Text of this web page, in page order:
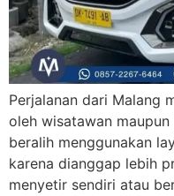
Perjalanan dari Malang
oleh wisatawan
beralih menggunakan
karena dianggap lebih
menyetir sendiri atau